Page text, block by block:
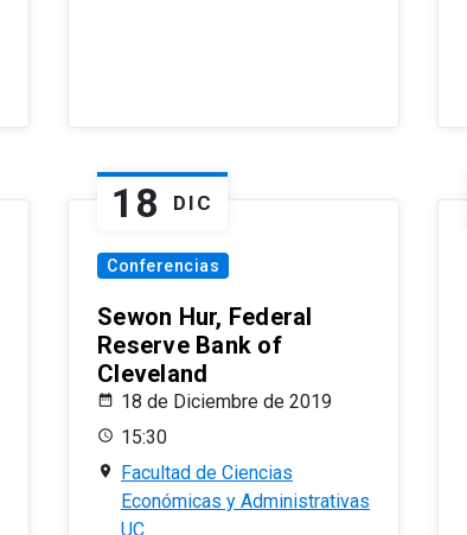
18 DIC
Conferencias
Sewon Hur, Federal
Reserve Bank of
Cleveland
18 de Diciembre de 2019
15:30
Facultad de Ciencias
Económicas y Administrativas
UC